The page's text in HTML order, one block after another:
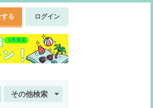
る ログイン
その他検索